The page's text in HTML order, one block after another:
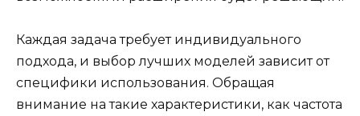
Каждая задача требует индивидуального
подхода, и выбор лучших моделей зависит от
специфики использования. Обращая
внимание на такие характеристики, как частота